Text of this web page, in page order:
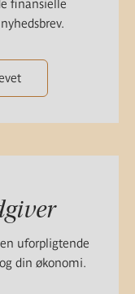
finansielle
uforpligtende
din økonomi.